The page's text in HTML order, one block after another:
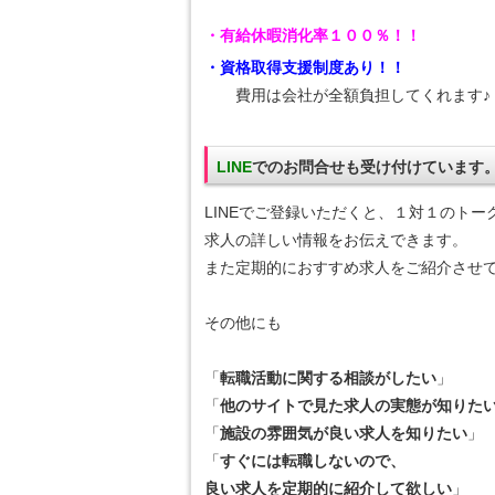
・有給休暇消化率１００％！！
・資格取得支援制度あり！！
費用は会社が全額負担してくれます♪
LINEでのお問合せも受け付けています。
LINEでご登録いただくと、１対１のトー
求人の詳しい情報をお伝えできます。
また定期的におすすめ求人をご紹介させ
その他にも
「転職活動に関する相談がしたい 」
「他のサイトで見た求人の実態が知りた
「施設の雰囲気が良い求人を知りたい 」
「すぐには転職しないので、
良い求人を定期的に紹介して欲しい 」